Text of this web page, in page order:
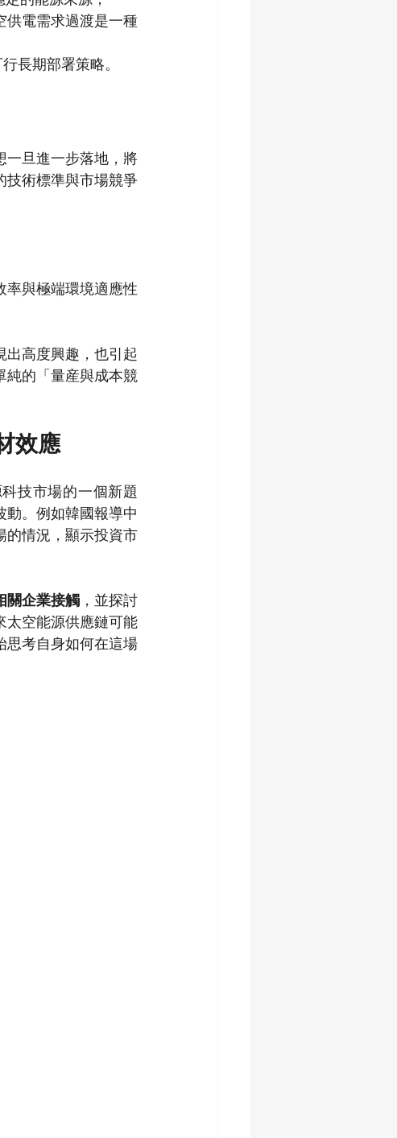
供電需求過渡是一種
長期部署策略。
旦進一步落地，將
技術標準與市場競爭
率與極端環境適應性
高度興趣，也引起
純的「量産與成本競
效應
技市場的一個新題
。例如韓國報導中
的情況，顯示投資市
關企業接觸，並探討
太空能源供應鏈可能
思考自身如何在這場